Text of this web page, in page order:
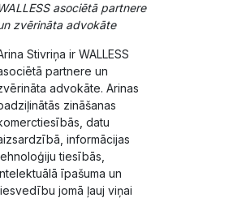
WALLESS asociētā partnere
zvērināta advokāte
Stivriņa ir WALLESS
partnere un
advokāte. Arinas
zināšanas
datu
informācijas
tiesībās,
īpašuma un
jomā ļauj viņai